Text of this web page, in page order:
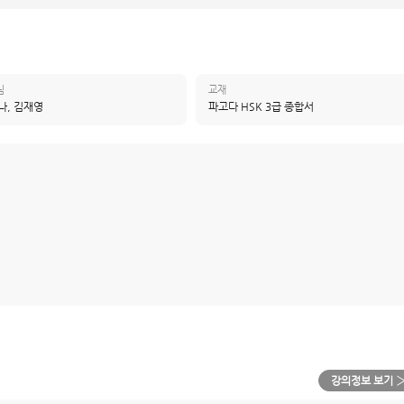
, 김재영
교재
파고다 HSK 3급 종합서
강의정보 보기